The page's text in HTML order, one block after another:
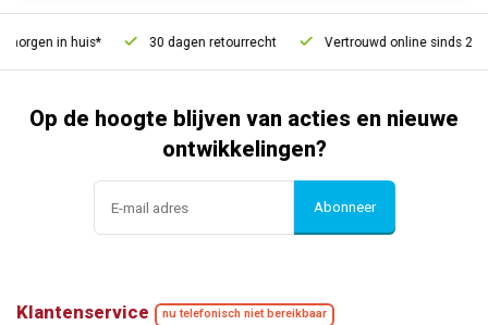
in huis* 30 dagen retourrecht Vertrouwd online sinds 2006
Op de hoogte blijven van acties en nieuwe
ontwikkelingen?
Abonneer
Klantenservice nu telefonisch niet bereikbaar